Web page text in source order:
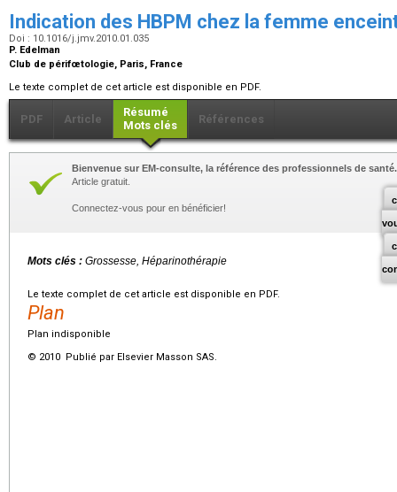
Indication des HBPM chez la femme
Doi : 10.1016/j.jmv.2010.01.035
P. Edelman
Club de périfœtologie, Paris, France
Le texte complet de cet article est disponible en PDF.
PDF Article
Résumé
Mots clés
Références
Bienvenue sur EM-consulte, la référence des professionnels de santé.
Article gratuit.
Connectez-vous pour en bénéficier!
Mots clés : Grossesse, Héparinothérapie
Le texte complet de cet article est disponible en PDF.
Plan
Plan indisponible
© 2010 Publié par Elsevier Masson SAS.